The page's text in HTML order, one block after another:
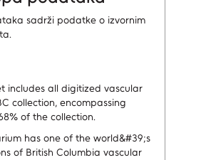
sadrži podatke o izvornim
includes all digitized vascular
collection, encompassing
of the collection.
has one of the world&#39;s
of British Columbia vascular